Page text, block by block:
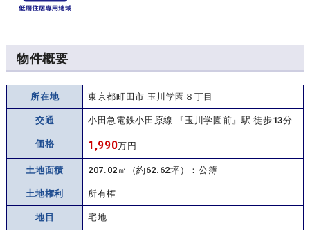
物件概要
所在地 東京都町田市 玉川学園８丁目
交通 小田急電鉄小田原線 『玉川学園前』駅 徒歩13分
価格 1,990万円
土地面積 207.02㎡（約62.62坪）：公簿
土地権利 所有権
地目 宅地